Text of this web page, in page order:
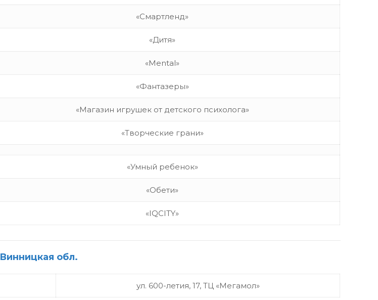
«Смартленд»
«Дитя»
«Mental»
«Фантазеры»
«Магазин игрушек от детского психолога»
«Творческие грани»
«Умный ребенок»
«Oбети»
«IQCITY»
Винницкая обл.
ул. 600-летия, 17, ТЦ «Мегамол»